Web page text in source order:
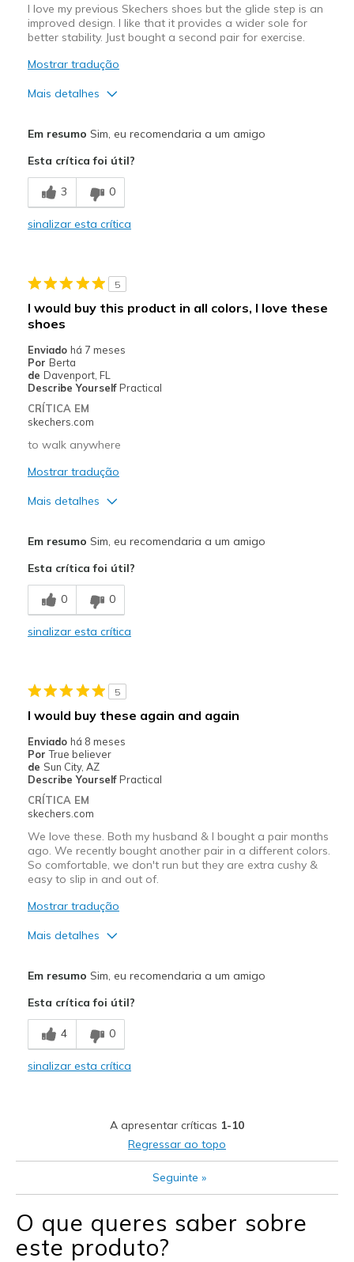
I love my previous Skechers shoes but the glide step is an
improved design. I like that it provides a wider sole for
better stability. Just bought a second pair for exercise.
Mostrar tradução
Mais detalhes
Comfortable
Melhores utilizações
Casual Wear
Sizing
View On Shoes
Shoes are for Wearing
Em resumo Sim, eu recomendaria a um amigo
Esta crítica foi útil?
3 0
sinalizar esta crítica
5
I would buy this product in all colors, I love these
shoes
Enviado há 7 meses
Por Berta
de Davenport, FL
Describe Yourself Practical
CRÍTICA EM
skechers.com
to walk anywhere
Mostrar tradução
Mais detalhes
Breathe Well
Comfortable
perfect
Melhores utilizações
Casual Wear
Travel
Width
Feels true to width
Sizing
Feels true to size
Em resumo Sim, eu recomendaria a um amigo
Esta crítica foi útil?
0 0
sinalizar esta crítica
5
I would buy these again and again
Enviado há 8 meses
Por True believer
de Sun City, AZ
Describe Yourself Practical
CRÍTICA EM
skechers.com
We love these. Both my husband & I bought a pair months
ago. We recently bought another pair in a different colors.
So comfortable, we don't run but they are extra cushy &
easy to slip in and out of.
Mostrar tradução
Mais detalhes
Breathe Well
Comfortable
Melhores utilizações
Everyday Wear
Sizing
Feels true to size
Em resumo Sim, eu recomendaria a um amigo
Esta crítica foi útil?
4 0
sinalizar esta crítica
A apresentar críticas 1-10
Regressar ao topo
Seguinte »
O que queres saber sobre
este produto?